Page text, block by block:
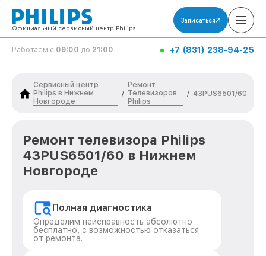
Официальный сервисный центр Philips
Записаться
Работаем с 09:00 до 21:00 +7 (831) 238-94-25
Сервисный центр
Philips в Нижнем
Новгороде
/
Ремонт
Телевизоров
Philips
/ 43PUS6501/60
Ремонт телевизора Philips
43PUS6501/60 в Нижнем
Новгороде
Полная диагностика
Определим неисправность абсолютно
бесплатно, с возможностью отказаться
от ремонта.